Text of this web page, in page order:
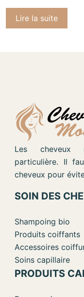
Lire la suite
Les cheveux
particulière. Il
cheveux pour
SOIN DES
Shampoing bio
Produits coiffants
Accessoires
Soins capillaire
PRODUITS